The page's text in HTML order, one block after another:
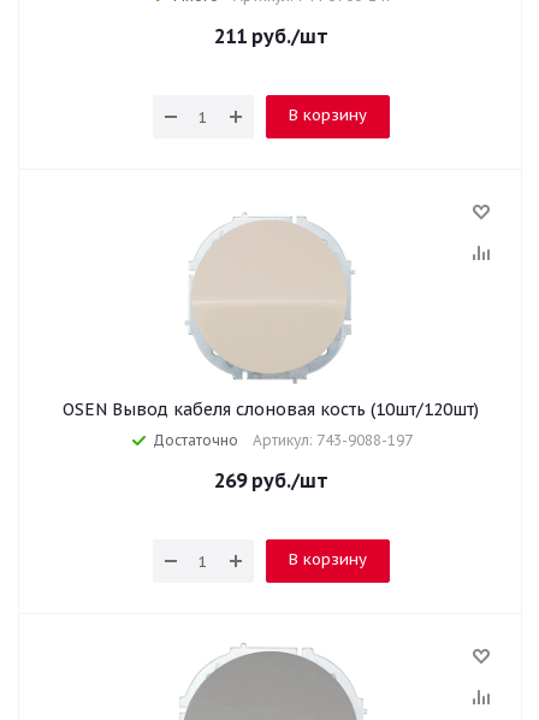
211руб./шт
В корзину
OSEN Вывод кабеля слоновая кость (10шт/120шт)
Достаточно Артикул: 743-9088-197
269руб./шт
В корзину